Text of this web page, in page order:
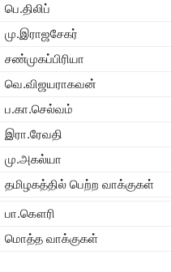
பெ.திலிப்
மு.இராஜசேகர்
சண்முகப்பிரியா
வெ.விஜயராகவன்
ப.கா.செல்வம்
இரா.ரேவதி
மு.அகல்யா
தமிழகத்தில் பெற்ற வாக்குகள்
பா.கௌரி
மொத்த வாக்குகள்